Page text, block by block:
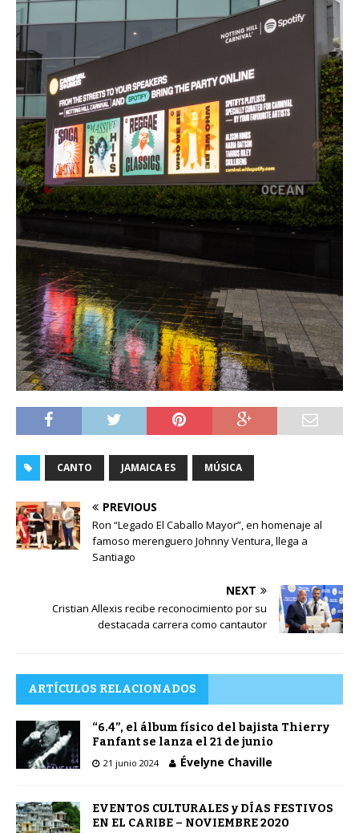
CANTO JAMAICA ES MÚSICA
PREVIOUS
Ron “Legado El Caballo Mayor”, en homenaje al
famoso merenguero Johnny Ventura, llega a
Santiago
NEXT
Cristian Allexis recibe reconocimiento por su
destacada carrera como cantautor
ARTÍCULOS RELACIONADOS
“6.4”, el álbum físico del bajista Thierry
Fanfant se lanza el 21 de junio
21 junio 2024 Évelyne Chaville
EVENTOS CULTURALES y DÍAS FESTIVOS
EN EL CARIBE – NOVIEMBRE 2020